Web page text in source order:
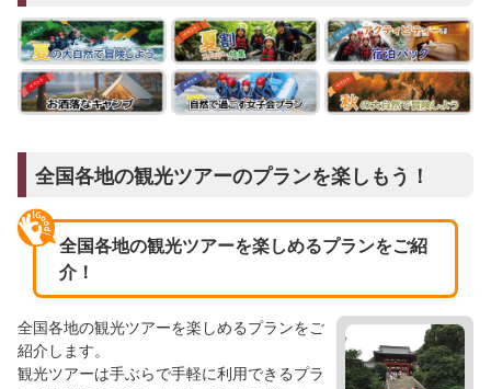
全国各地の観光ツアーのプランを楽しもう！
全国各地の観光ツアーを楽しめるプランをご紹
介！
全国各地の観光ツアーを楽しめるプランをご
紹介します。
観光ツアーは手ぶらで手軽に利用できるプラ